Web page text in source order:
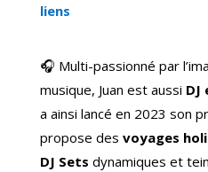
liens
🎧 Multi-passionné par
musique, Juan est aussi DJ
a ainsi lancé en 2023 son
propose des voyages
DJ Sets dynamiques et